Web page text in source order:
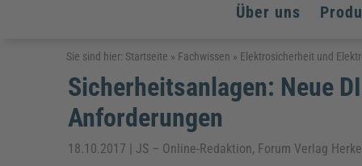
Über uns
Arbeitsschutz
Fachpublikationen & Arbeitshilfen
Arbeitssicherheit & Gesundheitsschutz
Brandschutz
Weiterbildungen (AKADEMIE HERKERT)
Arbeitsschutz & Brandschutz
Assistenz & Office-Management
Baurecht & Architektenrecht
Energieoptimiertes & klimaneutrales Bauen
Bau, Immobilien & Gebäudemanagement
Bildung und Erziehung
Arbeitsschutz
Bildung und Erziehung
Energie und Umwelt
Kommunales
Arbeitsschutz
Bildung und Erziehung
Energie und Umwelt
Kommunales
Sie sind hier: Startseite » Fachwissen » Elektrosicherheit und
Sicherheitsanlagen: Neue
Anforderungen
18.10.2017 | JS – Online-Redaktion, Forum Verlag